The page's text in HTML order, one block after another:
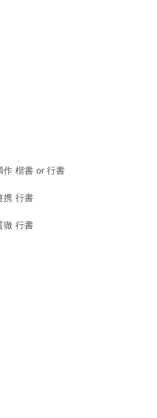
楷書 or 行書
行書
行書